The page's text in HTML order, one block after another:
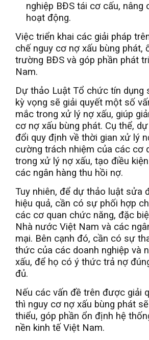
nghiệp BĐS tái cơ cấu, nâng
hoạt động.
Việc triển khai các giải pháp
chế nguy cơ nợ xấu bùng phát,
trường BĐS và góp phần phát
Nam.
Dự thảo Luật Tổ chức tín
kỳ vọng sẽ giải quyết một số
mắc trong xử lý nợ xấu, giúp
cơ nợ xấu bùng phát. Cụ thể,
đổi quy định về thời gian xử lý
cường trách nhiệm của các cơ
trong xử lý nợ xấu, tạo điều
các ngân hàng thu hồi nợ.
Tuy nhiên, để dự thảo luật sửa
hiệu quả, cần có sự phối hợp
các cơ quan chức năng, đặc
Nhà nước Việt Nam và các
mại. Bên cạnh đó, cần có sự
thức của các doanh nghiệp và
xấu, để họ có ý thức trả nợ
đủ.
Nếu các vấn đề trên được giải
thì nguy cơ nợ xấu bùng phát
thiểu, góp phần ổn định hệ
nền kinh tế Việt Nam.